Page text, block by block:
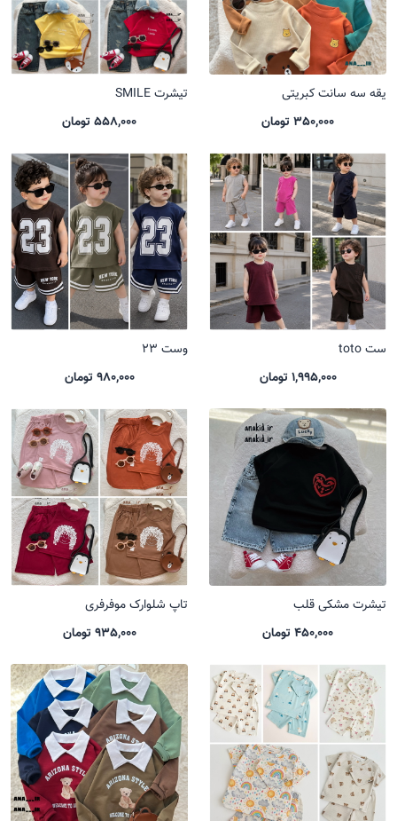
یقه سه سانت کبریتی
350,000 تومان
تیشرت SMILE
558,000 تومان
ست toto
1,995,000 تومان
وست 23
980,000 تومان
تیشرت مشکی قلب
450,000 تومان
تاپ شلوارک موفرفری
935,000 تومان